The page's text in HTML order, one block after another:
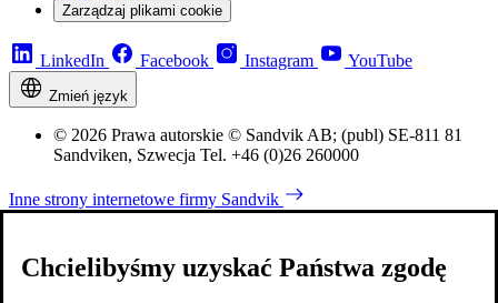
Zarządzaj plikami cookie
LinkedIn Facebook Instagram YouTube
Zmień język
© 2026 Prawa autorskie © Sandvik AB; (publ) SE-811 81
Sandviken, Szwecja Tel. +46 (0)26 260000
Inne strony internetowe firmy Sandvik
Chcielibyśmy uzyskać Państwa zgodę